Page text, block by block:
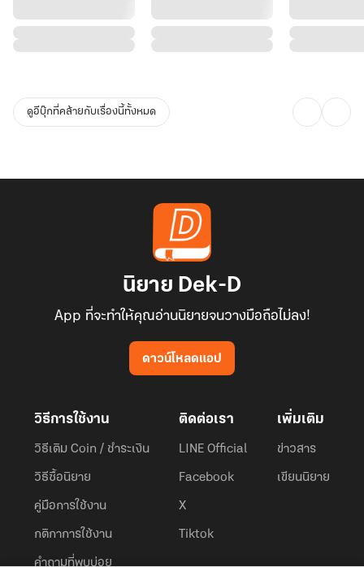
ดูอีบุ๊กที่คล้ายกับเรื่องนี้ทั้งหมด
นิยาย Dek-D
App ที่จะทำให้คุณอ่านนิยายจนวางมือถือไม่ลง!
ดาวน์โหลดแอป
วิธีการใช้งาน
วิธีเติม Coin / ชำระเงิน
วิธีซื้อนิยาย
คู่มือการใช้งาน
กติกาการใช้งาน
คำถามที่พบบ่อย
ติดต่อเรา
LINE Official
Facebook
X
Tiktok
เพิ่มเติม
ข่าวสาร
เขียนนิยาย